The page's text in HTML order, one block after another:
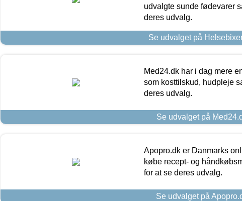
udvalgte sunde fødevarer
deres udvalg.
Se udvalget på
Med24.dk har i dag mere
som kosttilskud, hudpleje
deres udvalg.
Se udvalget på
Apopro.dk er Danmarks
købe recept- og
for at se deres udvalg.
Se udvalget på